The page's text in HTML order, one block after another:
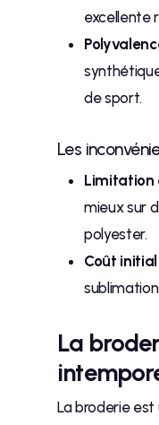
excellente
de sport.
Les
Limitation
mieux sur
polyester.
Coût initial
La
La broderie est